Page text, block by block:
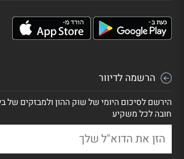
הרשמה לדיוור
הירשם לסיכום היומי של שוק ההון ולמבזקים של
חובה לכל משקיע